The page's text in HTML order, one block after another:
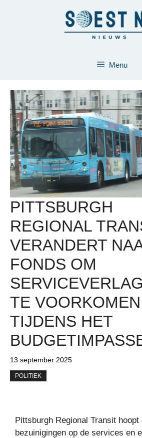
Menu
PITTSBURGH
REGIONAL
VERANDERT
FONDS OM
TE VOORKOMEN
TIJDENS HET
13 september 2025
POLITIEK
Pittsburgh Regional Transit hoopt
bezuinigingen op de services en